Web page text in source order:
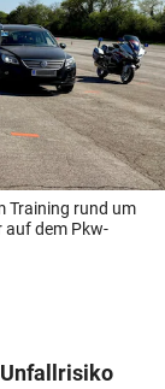
Training rund um
auf dem Pkw-